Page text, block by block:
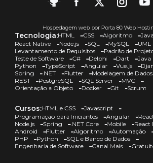
Hospedagem web por Porta 80 Web
Tecnologia:HTML CSS Algoritmo
React Native
Node.js SQL MySQL UML
Levantamento de Requisitos
Padrão de
Teste de Software
C# Delphi Dart Java
Python
TypeScript Angular Vue.js
Spring
.NET Flutter Modelagem de Dados
REST
PostgreSQL SQL Server
MVC
Orientação a Objeto
Docker Git Scrum
Cursos:HTML e CSS
Javascript
Programação para Iniciantes
Angular
Node.js
Spring .NET Core Mobile
React
Android
Flutter Algoritmo Automação
PHP
Python
SQL e Banco de Dados
Engenharia de Software
Canal Mais